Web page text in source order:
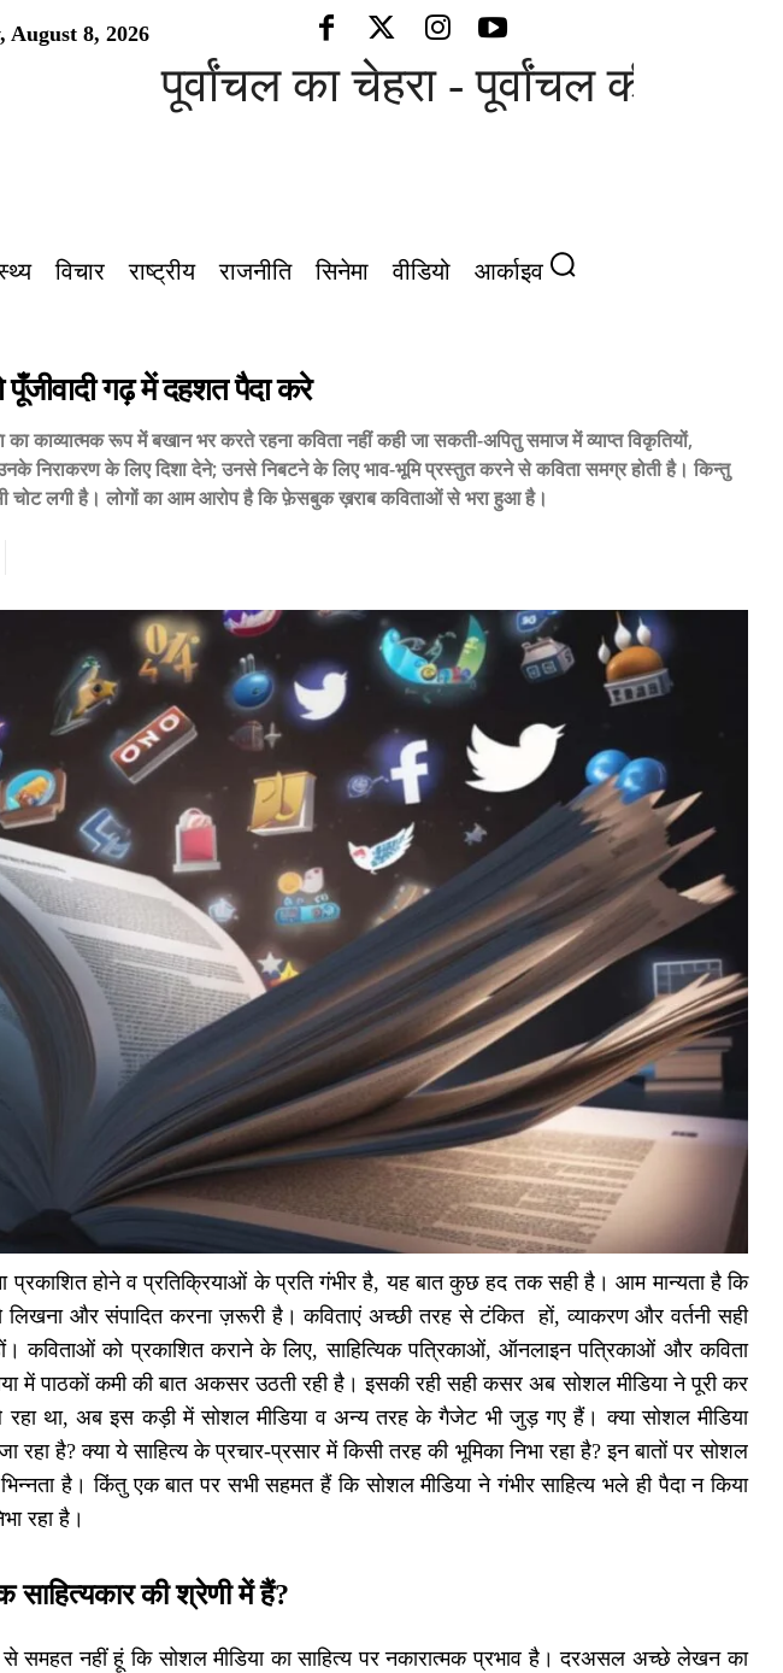
August 8, 2026
पूर्वांचल का चेहरा - पूर्वांचल की आवाज़
विचार राष्ट्रीय राजनीति सिनेमा वीडियो आर्काइव
पूँजीवादी गढ़ में दहशत पैदा करे
का काव्यात्मक रूप में बखान भर करते रहना कविता नहीं कही जा सकती-अपितु समाज में व्याप्त विकृतियों,
निराकरण के लिए दिशा देने; उनसे निबटने के लिए भाव-भूमि प्रस्तुत करने से कविता समग्र होती है। किन्तु
चोट लगी है। लोगों का आम आरोप है कि फ़ेसबुक ख़राब कविताओं से भरा हुआ है।
होने व प्रतिक्रियाओं के प्रति गंभीर है, यह बात कुछ हद तक सही है। आम मान्यता है कि
और संपादित करना ज़रूरी है। कविताएं अच्छी तरह से टंकित हों, व्याकरण और वर्तनी सही
कविताओं को प्रकाशित कराने के लिए, साहित्यिक पत्रिकाओं, ऑनलाइन पत्रिकाओं और कविता
में पाठकों कमी की बात अकसर उठती रही है। इसकी रही सही कसर अब सोशल मीडिया ने पूरी कर
था, अब इस कड़ी में सोशल मीडिया व अन्य तरह के गैजेट भी जुड़ गए हैं। क्या सोशल मीडिया
है? क्या ये साहित्य के प्रचार-प्रसार में किसी तरह की भूमिका निभा रहा है? इन बातों पर सोशल
भिन्नता है। किंतु एक बात पर सभी सहमत हैं कि सोशल मीडिया ने गंभीर साहित्य भले ही पैदा न किया
रहा है।
की श्रेणी में हैं?
समहत नहीं हूं कि सोशल मीडिया का साहित्य पर नकारात्मक प्रभाव है। दरअसल अच्छे लेखन का